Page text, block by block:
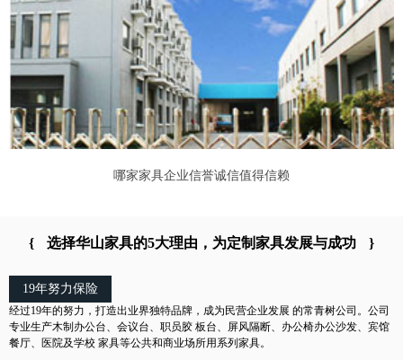
哪家家具企业信誉诚信值得信赖
{ 选择华山家具的5大理由，为定制家具发展与成功 }
19年努力保险
经过19年的努力，打造出业界独特品牌，成为民营企业发展 的常青树公司。公司
专业生产木制办公台、会议台、职员胶 板台、屏风隔断、办公椅办公沙发、宾馆
餐厅、医院及学校 家具等公共和商业场所用系列家具。